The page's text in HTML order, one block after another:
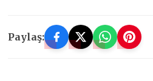
Paylaş: